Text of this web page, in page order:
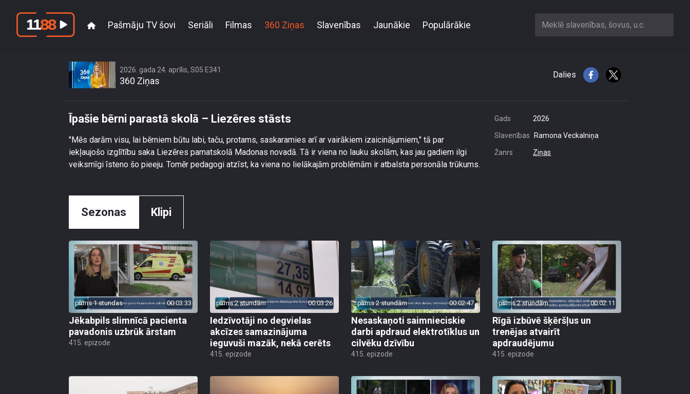
Pašmāju TV šovi Seriāli Filmas 360 Ziņas Slavenības Jaunākie Populārākie Meklē slavenības, šovus, u.c.
2026. gada 24. aprīlis, S05 E341
360 Ziņas
Dalies
Īpašie bērni parastā skolā – Liezēres stāsts
"Mēs darām visu, lai bērniem būtu labi, taču, protams, saskaramies arī ar vairākiem izaicinājumiem," tā par
iekļaujošo izglītību saka Liezēres pamatskolā Madonas novadā. Tā ir viena no lauku skolām, kas jau gadiem ilgi
veiksmīgi īsteno šo pieeju. Tomēr pedagogi atzīst, ka viena no lielākajām problēmām ir atbalsta personāla trūkums.
Gads 2026
Slavenības Ramona Veckalniņa
Žanrs Ziņas
Sezonas Klipi
pirms 1 stundas 00:03:33
Jēkabpils slimnīcā pacienta
pavadonis uzbrūk ārstam
415. epizode
pirms 2 stundām 00:03:26
Iedzīvotāji no degvielas
akcīzes samazinājuma
ieguvuši mazāk, nekā cerēts
415. epizode
pirms 2 stundām 00:02:47
Nesaskaņoti saimnieciskie
darbi apdraud elektrotīklus un
cilvēku dzīvību
415. epizode
pirms 2 stundām 00:02:11
Rīgā izbūvē šķēršļus un
trenējas atvairīt
apdraudējumu
415. epizode